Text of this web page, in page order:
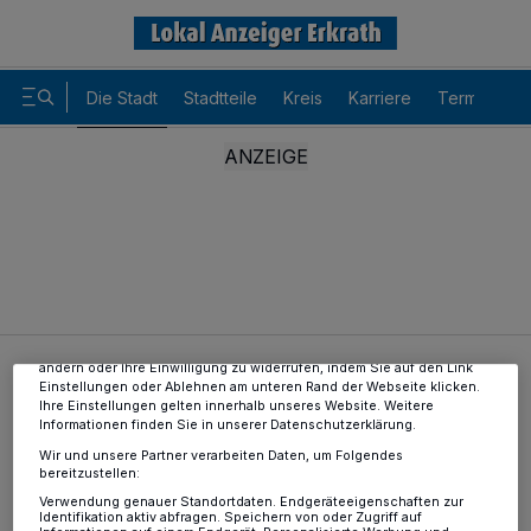
Die Stadt Stadtteile Kreis Karriere Termine
Die Stadt Tolle Typen aus Hochdahl
Tolle Typen aus Hochdahl
ändern oder Ihre Einwilligung zu widerrufen, indem Sie auf den Link
Einstellungen oder Ablehnen am unteren Rand der Webseite klicken.
Ihre Einstellungen gelten innerhalb unseres Website. Weitere
Informationen finden Sie in unserer Datenschutzerklärung.
Wir und unsere Partner verarbeiten Daten, um Folgendes
bereitzustellen:
Verwendung genauer Standortdaten. Endgeräteeigenschaften zur
Identifikation aktiv abfragen. Speichern von oder Zugriff auf